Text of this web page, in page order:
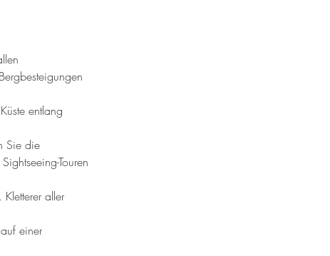
entlang
Sie die
Touren
aller
einer